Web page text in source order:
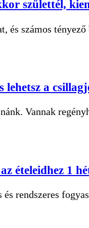
születtél,
és számos
a
Vannak
ételeidhez 1
rendszeres